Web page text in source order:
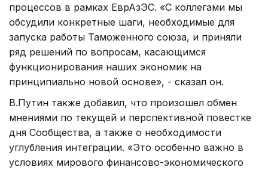
процессов в рамках ЕврАзЭС. «С коллегами мы
обсудили конкретные шаги, необходимые для
запуска работы Таможенного союза, и приняли
ряд решений по вопросам, касающимся
функционирования наших экономик на
принципиально новой основе», - сказал он.
В.Путин также добавил, что произошел обмен
мнениями по текущей и перспективной повестке
дня Сообщества, а также о необходимости
углубления интеграции. «Это особенно важно в
условиях мирового финансово-экономического